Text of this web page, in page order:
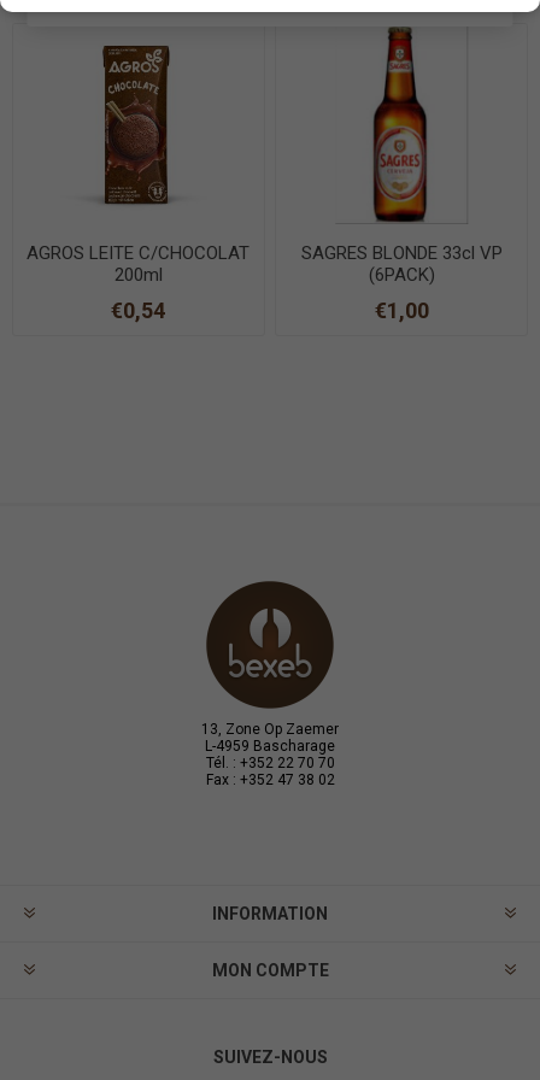
AGROS LEITE C/CHOCOLAT
200ml
€0,54
SAGRES BLONDE 33cl VP
(6PACK)
€1,00
13, Zone Op Zaemer
L-4959 Bascharage
Tél. : +352 22 70 70
Fax : +352 47 38 02
INFORMATION
MON COMPTE
SUIVEZ-NOUS